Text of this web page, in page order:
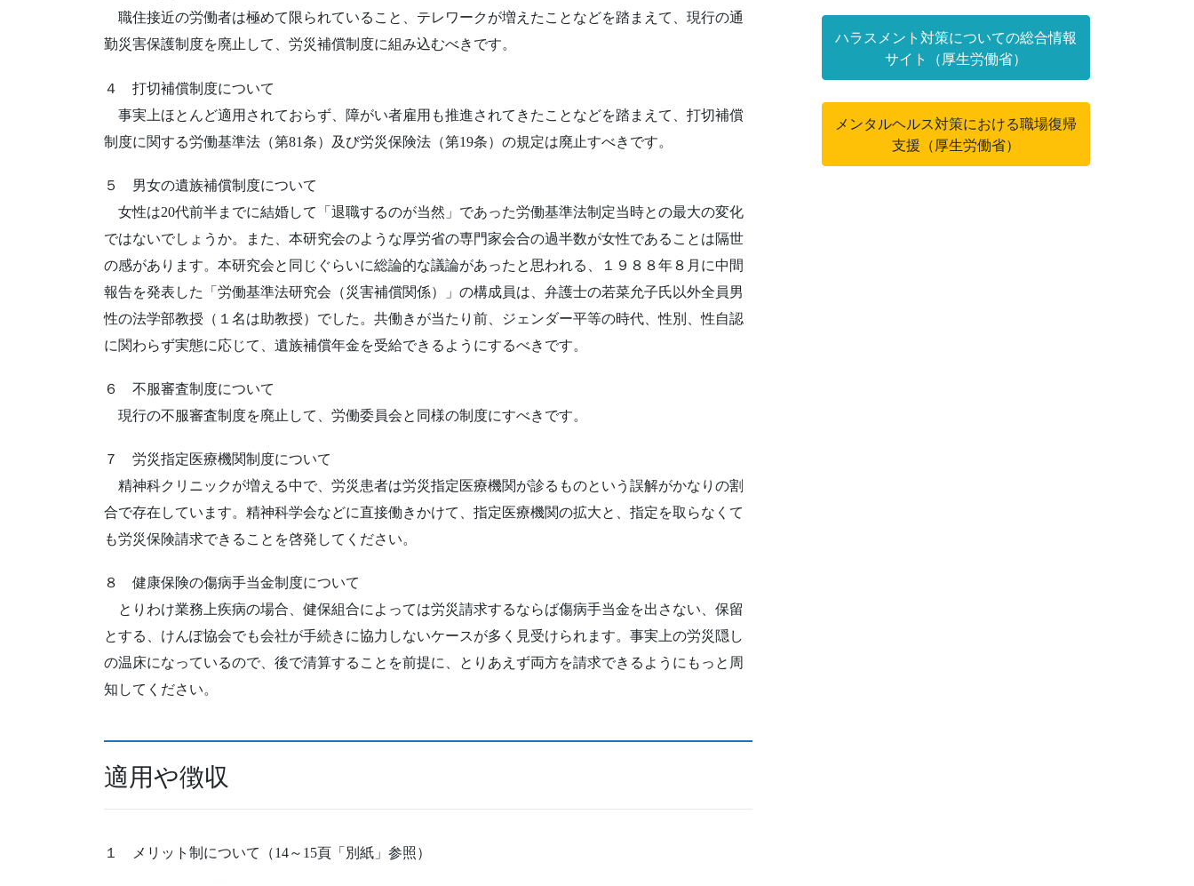
職住接近の労働者は極めて限られていること、テレワークが増えたことなどを踏まえて、現行の通
勤災害保護制度を廃止して、労災補償制度に組み込むべきです。
４ 打切補償制度について
事実上ほとんど適用されておらず、障がい者雇用も推進されてきたことなどを踏まえて、打切補償
制度に関する労働基準法（第81条）及び労災保険法（第19条）の規定は廃止すべきです。
５ 男女の遺族補償制度について
女性は20代前半までに結婚して「退職するのが当然」であった労働基準法制定当時との最大の変化
ではないでしょうか。また、本研究会のような厚労省の専門家会合の過半数が女性であることは隔世
の感があります。本研究会と同じぐらいに総論的な議論があったと思われる、１９８８年８月に中間
報告を発表した「労働基準法研究会（災害補償関係）」の構成員は、弁護士の若菜允子氏以外全員男
性の法学部教授（１名は助教授）でした。共働きが当たり前、ジェンダー平等の時代、性別、性自認
に関わらず実態に応じて、遺族補償年金を受給できるようにするべきです。
６ 不服審査制度について
現行の不服審査制度を廃止して、労働委員会と同様の制度にすべきです。
７ 労災指定医療機関制度について
精神科クリニックが増える中で、労災患者は労災指定医療機関が診るものという誤解がかなりの割
合で存在しています。精神科学会などに直接働きかけて、指定医療機関の拡大と、指定を取らなくて
も労災保険請求できることを啓発してください。
８ 健康保険の傷病手当金制度について
とりわけ業務上疾病の場合、健保組合によっては労災請求するならば傷病手当金を出さない、保留
とする、けんぽ協会でも会社が手続きに協力しないケースが多く見受けられます。事実上の労災隠し
の温床になっているので、後で清算することを前提に、とりあえず両方を請求できるようにもっと周
知してください。
適用や徴収
１ メリット制について（14～15頁「別紙」参照）
ハラスメント対策についての総合情報
サイト（厚生労働省）
メンタルヘルス対策における職場復帰
支援（厚生労働省）